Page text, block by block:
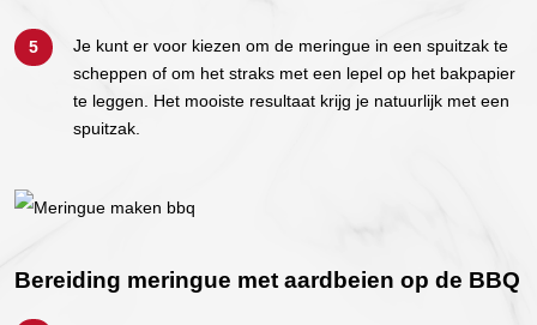
Je kunt er voor kiezen om de meringue in een spuitzak te
scheppen of om het straks met een lepel op het bakpapier
te leggen. Het mooiste resultaat krijg je natuurlijk met een
spuitzak.
Bereiding meringue met aardbeien op de BBQ